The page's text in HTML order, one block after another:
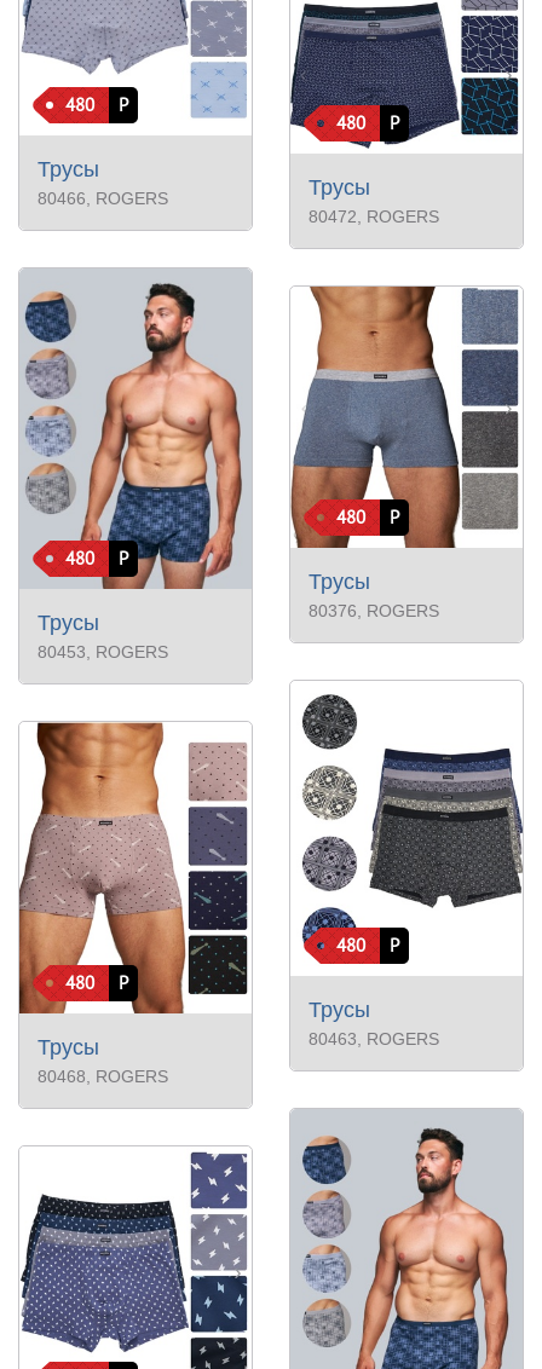
480 Р
Трусы
80466, ROGERS
480 Р
Трусы
80453, ROGERS
480 Р
Трусы
80468 , ROGERS
480 Р
Трусы
80472 , ROGERS
480 Р
Трусы
80376, ROGERS
480 Р
Трусы
80463, ROGERS